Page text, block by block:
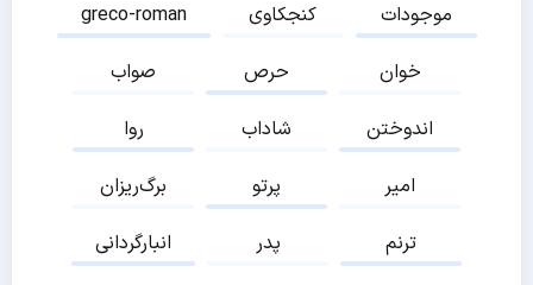
greco-roman
کنجکاوی
موجودات
صواب
حرص
خوان
روا
شاداب
اندوختن
برگ‌ریزان
پرتو
امیر
انبارگردانی
پدر
ترنم